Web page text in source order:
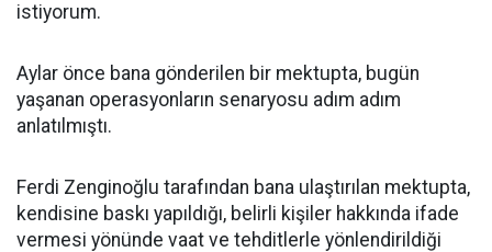
istiyorum.
Aylar önce bana gönderilen bir mektupta, bugün
yaşanan operasyonların senaryosu adım adım
anlatılmıştı.
Ferdi Zenginoğlu tarafından bana ulaştırılan mektupta,
kendisine baskı yapıldığı, belirli kişiler hakkında ifade
vermesi yönünde vaat ve tehditlerle yönlendirildiği